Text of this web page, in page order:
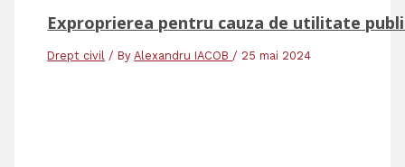
Exproprierea pentru cauza de utilitate
Drept civil / ByAlexandru IACOB /25 mai 2024